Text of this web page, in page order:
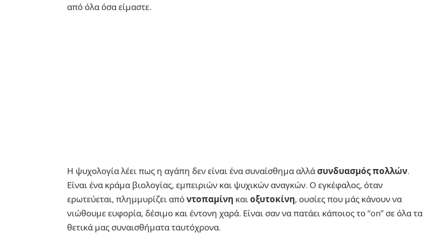
από όλα όσα είμαστε.
Η ψυχολογία λέει πως η αγάπη δεν είναι ένα συναίσθημα αλλάσυνδυασμός πολλών.
Είναι ένα κράμα βιολογίας, εμπειριών και ψυχικών αναγκών. Ο εγκέφαλος, όταν
ερωτεύεται, πλημμυρίζει απόντοπαμίνη καιοξυτοκίνη, ουσίες που μάς κάνουν να
νιώθουμε ευφορία, δέσιμο και έντονη χαρά. Είναι σαν να πατάει κάποιος το “on” σε όλα τα
θετικά μας συναισθήματα ταυτόχρονα.